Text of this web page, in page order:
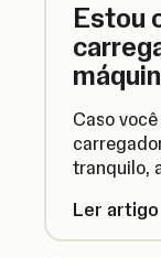
Estou
Caso
tranquilo,
Ler artigo